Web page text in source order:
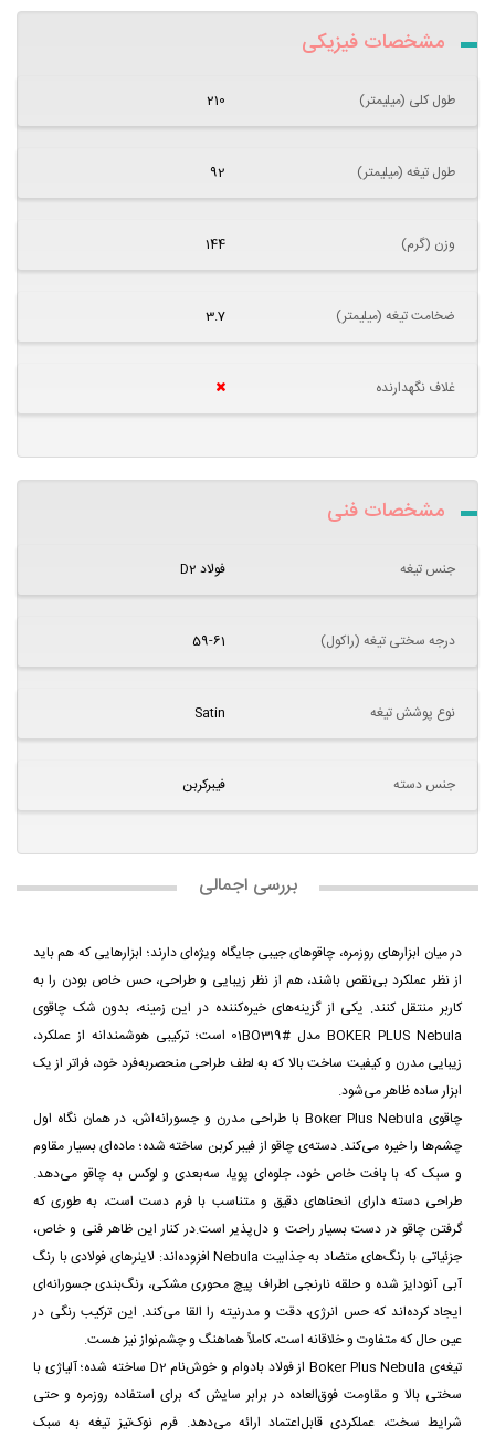
مشخصات فیزیکی
طول کلی (میلیمتر) 210
طول تیغه (میلیمتر) 92
وزن (گرم) 144
ضخامت تیغه (میلیمتر) 3.7
غلاف نگهدارنده
مشخصات فنی
جنس تیغه فولاد D2
درجه سختی تیغه (راکول) 59-61
نوع پوشش تیغه Satin
جنس دسته فیبرکربن
بررسی اجمالی
در میان ابزارهای روزمره، چاقوهای جیبی جایگاه ویژه‌ای دارند؛ ابزارهایی که هم باید
از نظر عملکرد بی‌نقص باشند، هم از نظر زیبایی و طراحی، حس خاص بودن را به
کاربر منتقل کنند. یکی از گزینه‌های خیره‌کننده در این زمینه، بدون شک چاقوی
BOKER PLUS Nebula مدل #01BO319 است؛ ترکیبی هوشمندانه از عملکرد،
زیبایی مدرن و کیفیت ساخت بالا که به لطف طراحی منحصربه‌فرد خود، فراتر از یک
ابزار ساده ظاهر می‌شود.
چاقوی Boker Plus Nebula با طراحی مدرن و جسورانه‌اش، در همان نگاه اول
چشم‌ها را خیره می‌کند. دسته‌ی چاقو از فیبر کربن ساخته شده؛ ماده‌ای بسیار مقاوم
و سبک که با بافت خاص خود، جلوه‌ای پویا، سه‌بعدی و لوکس به چاقو می‌دهد.
طراحی دسته دارای انحناهای دقیق و متناسب با فرم دست است، به طوری که
گرفتن چاقو در دست بسیار راحت و دل‌پذیر است.در کنار این ظاهر فنی و خاص،
جزئیاتی با رنگ‌های متضاد به جذابیت Nebula افزوده‌اند: لاینرهای فولادی با رنگ
آبی آنودایز شده و حلقه نارنجی اطراف پیچ محوری مشکی، رنگ‌بندی جسورانه‌ای
ایجاد کرده‌اند که حس انرژی، دقت و مدرنیته را القا می‌کند. این ترکیب رنگی در
عین حال که متفاوت و خلاقانه است، کاملاً هماهنگ و چشم‌نواز نیز هست.
تیغه‌ی Boker Plus Nebula از فولاد بادوام و خوش‌نام D2 ساخته شده؛ آلیاژی با
سختی بالا و مقاومت فوق‌العاده در برابر سایش که برای استفاده روزمره و حتی
شرایط سخت، عملکردی قابل‌اعتماد ارائه می‌دهد. فرم نوک‌تیز تیغه به سبک